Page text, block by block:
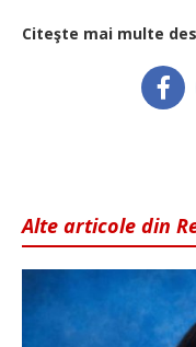
Citeşte mai multe
Alte articole din